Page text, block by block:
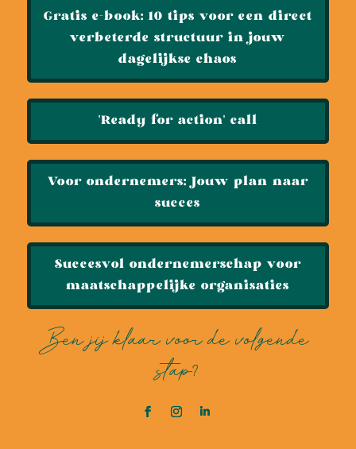
Gratis e-book: 10 tips voor een direct
verbeterde structuur in jouw
dagelijkse chaos
'Ready for action' call
Voor ondernemers: Jouw plan naar
succes
Succesvol ondernemerschap voor
maatschappelijke organisaties
Ben jij klaar voor de volgende
stap?